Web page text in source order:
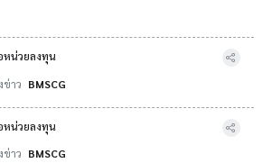
หน่วยลงทุน
ข่าว BMSCG
หน่วยลงทุน
ข่าว BMSCG